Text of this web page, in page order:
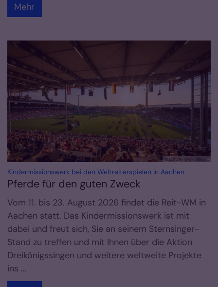
Mehr
© ALRV/Arnd Brockhorst
Kindermissionswerk bei den Weltreiterspielen in Aachen
Pferde für den guten Zweck
Vom 11. bis 23. August 2026 findet die Reit-WM in
Aachen statt. Das Kindermissionswerk ist mit
dabei und freut sich, Sie an seinem Sternsinger-
Stand zu treffen und mit Ihnen über die Aktion
Dreikönigssingen und weitere weltweite Projekte
ins ...